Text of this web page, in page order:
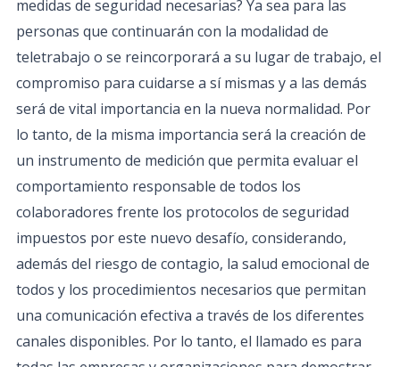
medidas de seguridad necesarias? Ya sea para las
personas que continuarán con la modalidad de
teletrabajo o se reincorporará a su lugar de trabajo, el
compromiso para cuidarse a sí mismas y a las demás
será de vital importancia en la nueva normalidad. Por
lo tanto, de la misma importancia será la creación de
un instrumento de medición que permita evaluar el
comportamiento responsable de todos los
colaboradores frente los protocolos de seguridad
impuestos por este nuevo desafío, considerando,
además del riesgo de contagio, la salud emocional de
todos y los procedimientos necesarios que permitan
una comunicación efectiva a través de los diferentes
canales disponibles. Por lo tanto, el llamado es para